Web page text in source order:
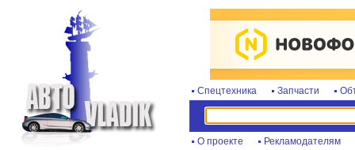
Спецтехника Запчасти
О проекте Рекламодателям